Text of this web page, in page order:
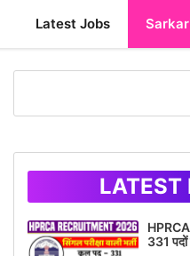
Latest Jobs
LATEST
331 पदों